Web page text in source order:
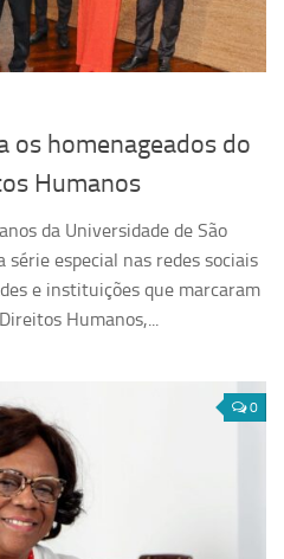
os homenageados do
Humanos
da Universidade de São
série especial nas redes sociais
e instituições que marcaram
Humanos,...
0